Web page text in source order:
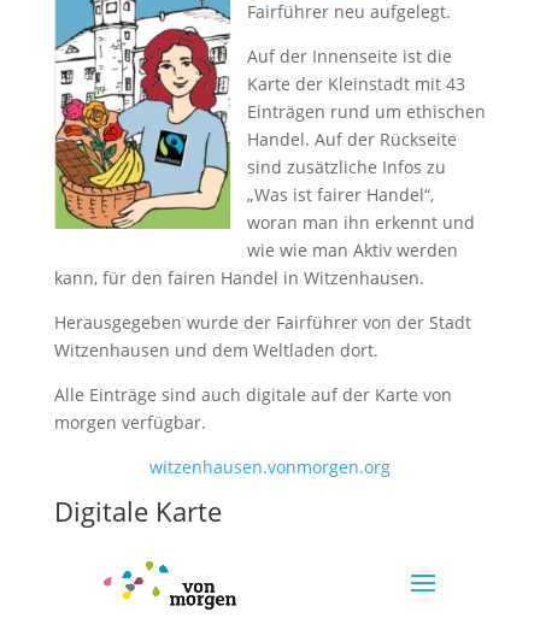
Fairführer neu aufgelegt.
Auf der Innenseite ist die
Karte der Kleinstadt mit 43
Einträgen rund um ethischen
Handel. Auf der Rückseite
sind zusätzliche Infos zu
„Was ist fairer Handel“,
woran man ihn erkennt und
wie wie man Aktiv werden
kann, für den fairen Handel in Witzenhausen.
Herausgegeben wurde der Fairführer von der Stadt
Witzenhausen und dem Weltladen dort.
Alle Einträge sind auch digitale auf der Karte von
morgen verfügbar.
witzenhausen.vonmorgen.org
Digitale Karte